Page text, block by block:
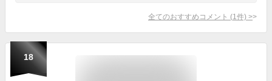
全てのおすすめコメント (1 件) >
18